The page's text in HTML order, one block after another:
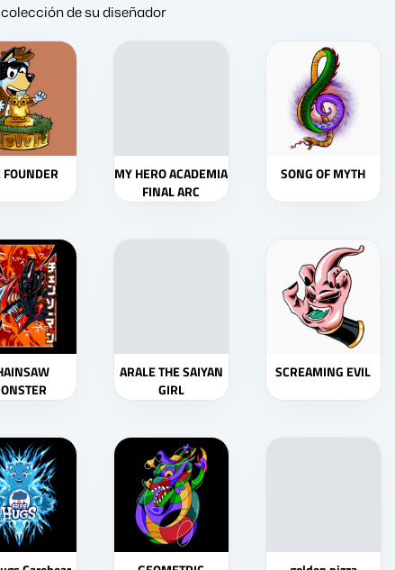
colección de su diseñador
FOUNDER
MY HERO ACADEMIA
FINAL ARC
SONG OF MYTH
ARALE THE SAIYAN
GIRL
SCREAMING EVIL